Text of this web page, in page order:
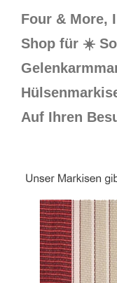
Four & More,
Shop für ☀️
Auf Ihren